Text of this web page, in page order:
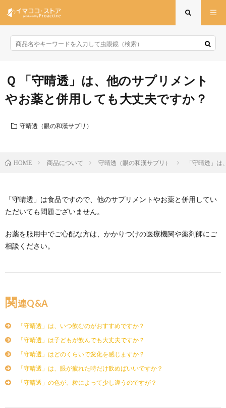
「守晴透」は、他のサプリメント
やお薬と併用しても大丈夫ですか？
守晴透（眼の和漢サプリ）
HOME 商品について 守晴透（眼の和漢サプリ） 「守晴透」
「守晴透」は食品ですので、他のサプリメントやお薬と併用してい
ただいても問題ございません。
お薬を服用中でご心配な方は、かかりつけの医療機関や薬剤師にご
相談ください。
関連Q&A
「守晴透」は、いつ飲むのがおすすめですか？
「守晴透」は子どもが飲んでも大丈夫ですか？
「守晴透」はどのくらいで変化を感じますか？
「守晴透」は、眼が疲れた時だけ飲めばいいですか？
「守晴透」の色が、粒によって少し違うのですが？